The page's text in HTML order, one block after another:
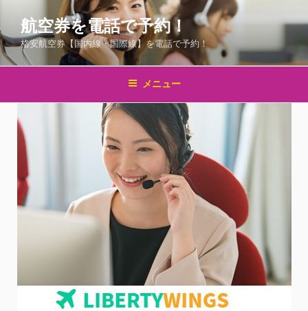
テ
ン
ス
航空券を電話で予約！
格安航空券【国内線・国際線】を電話で予約！
メニュー